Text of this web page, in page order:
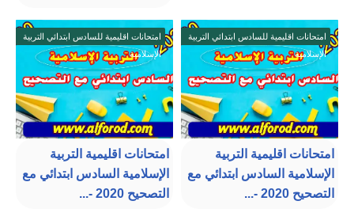
امتحانات اقليمية للسادس ابتدائي التربية
الإسلامية
امتحانات اقليمية التربية
الإسلامية السادس ابتدائي مع
التصحيح 2020 -...
امتحانات اقليمية للسادس ابتدائي التربية
الإسلامية
امتحانات اقليمية التربية
الإسلامية السادس ابتدائي مع
التصحيح 2020 -...